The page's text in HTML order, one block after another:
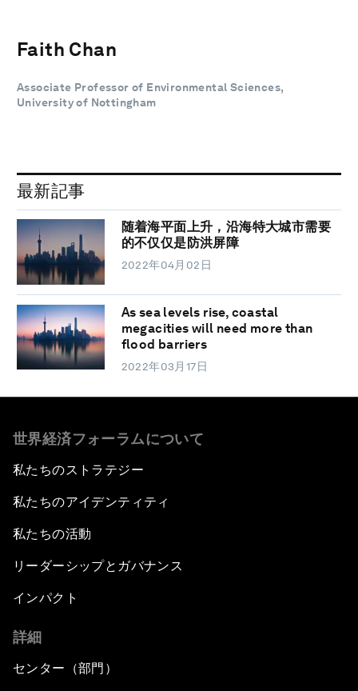
Faith Chan
Associate Professor of Environmental Sciences,
University of Nottingham
最新記事
随着海平面上升，沿海特大城市需要
的不仅仅是防洪屏障
2022年04月02日
As sea levels rise, coastal
megacities will need more than
flood barriers
2022年03月17日
世界経済フォーラムについて
私たちのストラテジー
私たちのアイデンティティ
私たちの活動
リーダーシップとガバナンス
インパクト
詳細
センター（部門）